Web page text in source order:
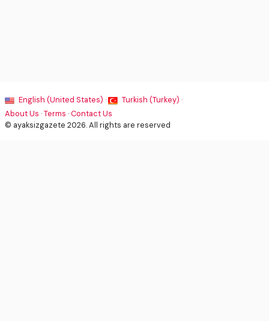
English (United States) ·
Turkish (Turkey) ·
About Us ·Terms ·Contact Us
© ayaksizgazete 2026. All rights are reserved